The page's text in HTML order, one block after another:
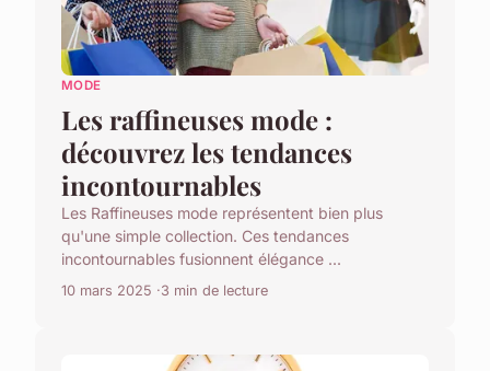
MODE
Les raffineuses mode :
découvrez les tendances
incontournables
Les Raffineuses mode représentent bien plus
qu'une simple collection. Ces tendances
incontournables fusionnent élégance ...
10 mars 2025 3 min de lecture